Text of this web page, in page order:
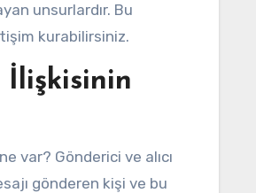
unsurlardır. Bu
kurabilirsiniz.
İlişkisinin
var? Gönderici ve alıcı
gönderen kişi ve bu